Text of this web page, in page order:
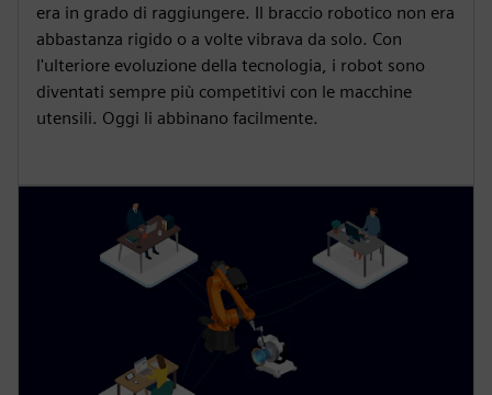
era in grado di raggiungere. Il braccio robotico non era
abbastanza rigido o a volte vibrava da solo. Con
l'ulteriore evoluzione della tecnologia, i robot sono
diventati sempre più competitivi con le macchine
utensili. Oggi li abbinano facilmente.